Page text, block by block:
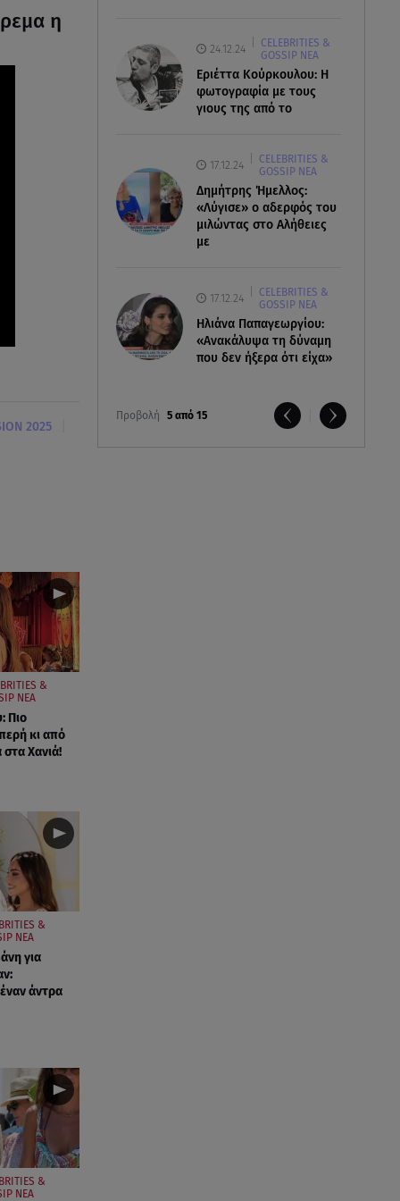
24.12.24
CELEBRITIES &
GOSSIP ΝΕΑ
Εριέττα Κούρκουλου: Η
φωτογραφία με τους
γιους της από το
17.12.24
CELEBRITIES &
GOSSIP ΝΕΑ
Δημήτρης Ήμελλος:
«Λύγισε» ο αδερφός του
μιλώντας στο Αλήθειες
με
17.12.24
CELEBRITIES &
GOSSIP ΝΕΑ
Ηλιάνα Παπαγεωργίου:
«Ανακάλυψα τη δύναμη
που δεν ήξερα ότι είχα»
Προβολή 5 από 15
η
2025
&
ΝΕΑ
Πιο
κι από
στα Χανιά!
&
ΝΕΑ
για
άντρα
&
ΝΕΑ